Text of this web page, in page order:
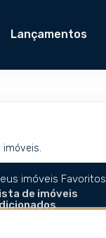
Lançamentos
imóveis.
imóveis Favoritos
de imóveis